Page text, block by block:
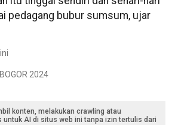
pedagang bubur sumsum, ujar
2024
konten, melakukan crawling atau
AI di situs web ini tanpa izin tertulis dari